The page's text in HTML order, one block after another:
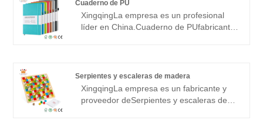
excellent quality and warm professional
service, get the praise of partners!
Cuaderno de PU
XingqingLa empresa es un profesional
líder en China. Cuaderno de PUfabricante,
calidad y bajo precio. También brindamos
servicios personalizados integrales para
nuestros clientes y somos proveedores de
Serpientes y escaleras de madera
XingqingLa empresa es un fabricante y
proveedor deSerpientes y escaleras de